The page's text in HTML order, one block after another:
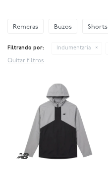
Remeras Buzos Shorts
Filtrando por: Indumentaria
Quitar filtros